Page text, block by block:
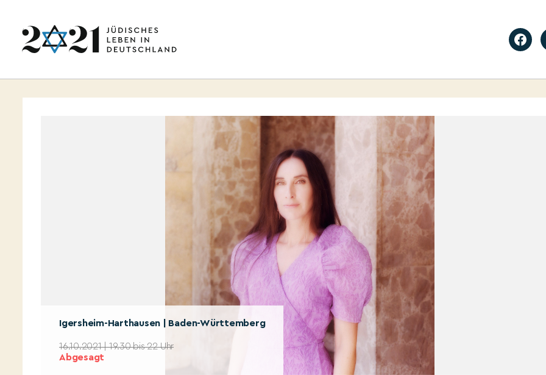
Igersheim-Harthausen | Baden-Württemberg
16.10.2021 | 19.30 bis 22 Uhr
Abgesagt